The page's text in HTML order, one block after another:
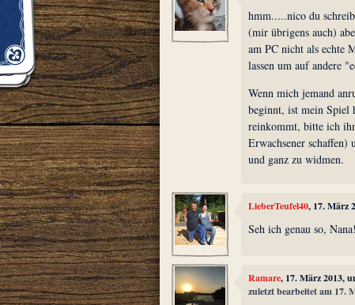
hmm.....nico du
(mir übrigens auch)
am PC nicht als echte
lassen um auf andere
Wenn mich jemand
beginnt, ist mein Spiel
reinkommt, bitte ich
Erwachsener
und ganz zu widmen.
LieberTeufel40, 17. März
Seh ich genau so, Nana!
Ramare, 17. März 2013,
zuletzt bearbeitet am 17.